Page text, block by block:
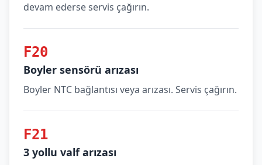
devam ederse servis çağırın.
F20
Boyler sensörü arızası
Boyler NTC bağlantısı veya arızası. Servis çağırın.
F21
3 yollu valf arızası